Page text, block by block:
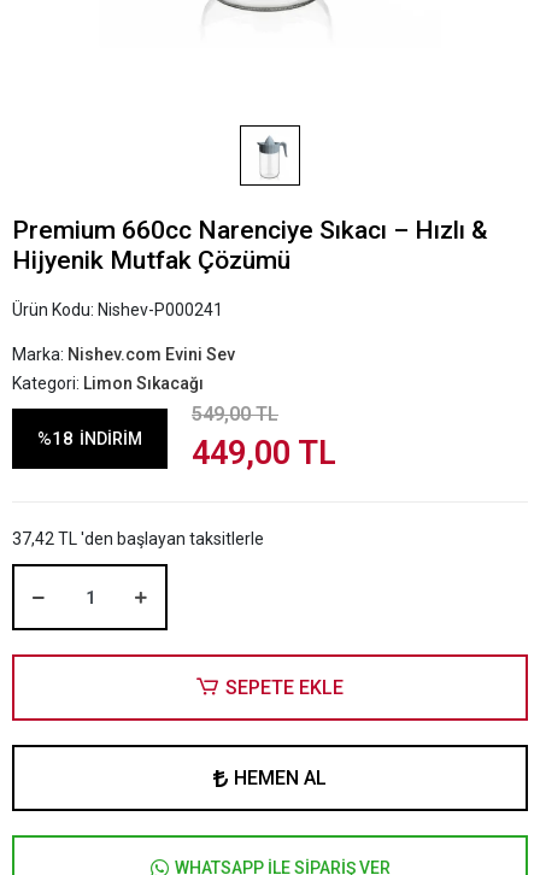
Premium 660cc Narenciye Sıkacı – Hızlı &
Hijyenik Mutfak Çözümü
Ürün Kodu: Nishev-P000241
Marka: Nishev.com Evini Sev
Kategori: Limon Sıkacağı
%18 İNDİRİM
549,00 TL
449,00 TL
37,42 TL 'den başlayan taksitlerle
SEPETE EKLE
HEMEN AL
WHATSAPP İLE SİPARİŞ VER